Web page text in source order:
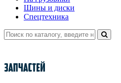
Шины и диски
Спецтехника